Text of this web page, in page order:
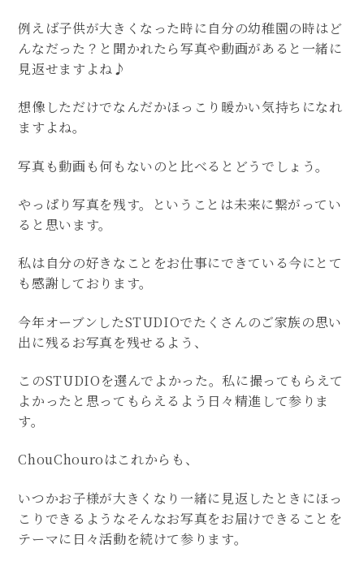
例えば子供が大きくなった時に自分の幼稚園の時はど
んなだった？と聞かれたら写真や動画があると一緒に
見返せますよね♪
想像しただけでなんだかほっこり暖かい気持ちになれ
ますよね。
写真も動画も何もないのと比べるとどうでしょう。
やっぱり写真を残す。ということは未来に繋がってい
ると思います。
私は自分の好きなことをお仕事にできている今にとて
も感謝しております。
今年オーブンしたSTUDIOでたくさんのご家族の思い
出に残るお写真を残せるよう、
このSTUDIOを選んでよかった。私に撮ってもらえて
よかったと思ってもらえるよう日々精進して参りま
す。
ChouChouroはこれからも、
いつかお子様が大きくなり一緒に見返したときにほっ
こりできるようなそんなお写真をお届けできることを
テーマに日々活動を続けて参ります。